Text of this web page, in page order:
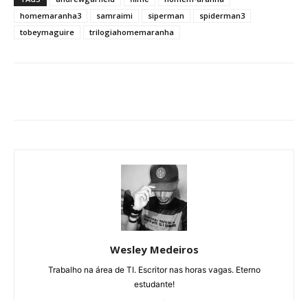
homemaranha3
samraimi siperman
spiderman3
tobeymaguire
trilogiahomemaranha
Wesley Medeiros
Trabalho na área de TI. Escritor nas horas vagas. Eterno
estudante!